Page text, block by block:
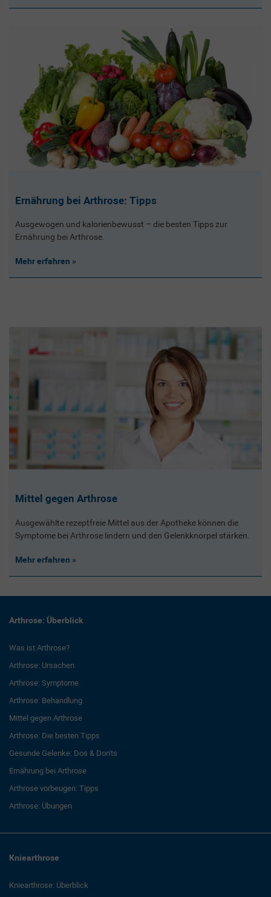
Ernährung bei Arthrose: Tipps
Ausgewogen und kalorienbewusst – die besten Tipps zur
Ernährung bei Arthrose.
Mehr erfahren
Mittel gegen Arthrose
Ausgewählte rezeptfreie Mittel aus der Apotheke können die
Symptome bei Arthrose lindern und den Gelenkknorpel stärken.
Mehr erfahren
Arthrose: Überblick
Was ist Arthrose?
Arthrose: Ursachen
Arthrose: Symptome
Arthrose: Behandlung
Mittel gegen Arthrose
Arthrose: Die besten Tipps
Gesunde Gelenke: Dos & Don'ts
Ernährung bei Arthrose
Arthrose vorbeugen: Tipps
Arthrose: Übungen
Kniearthrose
Kniearthrose: Überblick